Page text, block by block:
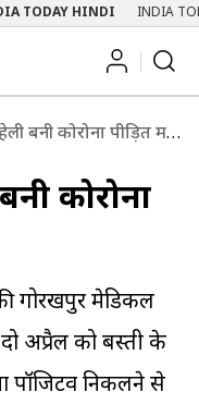
TODAY HINDI INDIA
बनी कोरोना पीड़ित मरीज की मौत
कोरोना
गोरखपुर मेडिकल
अप्रैल को बस्ती के
पॉजिटव निकलने से